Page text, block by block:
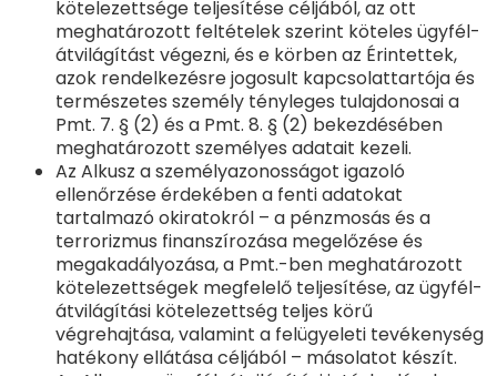
kötelezettsége teljesítése céljából, az ott
meghatározott feltételek szerint köteles ügyfél-
átvilágítást végezni, és e körben az Érintettek,
azok rendelkezésre jogosult kapcsolattartója és
természetes személy tényleges tulajdonosai a
Pmt. 7. § (2) és a Pmt. 8. § (2) bekezdésében
meghatározott személyes adatait kezeli.
Az Alkusz a személyazonosságot igazoló
ellenőrzése érdekében a fenti adatokat
tartalmazó okiratokról – a pénzmosás és a
terrorizmus finanszírozása megelőzése és
megakadályozása, a Pmt.-ben meghatározott
kötelezettségek megfelelő teljesítése, az ügyfél-
átvilágítási kötelezettség teljes körű
végrehajtása, valamint a felügyeleti tevékenység
hatékony ellátása céljából – másolatot készít.